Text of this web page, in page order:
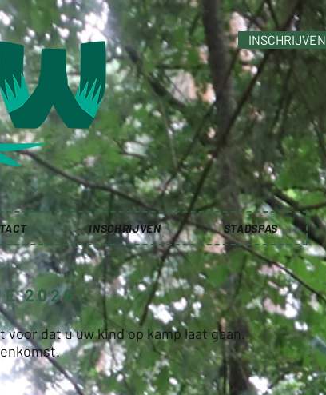
INSCHRIJVEN
INSCHRIJVEN STADSPAS
2026
dat u uw kind op kamp laat gaan.